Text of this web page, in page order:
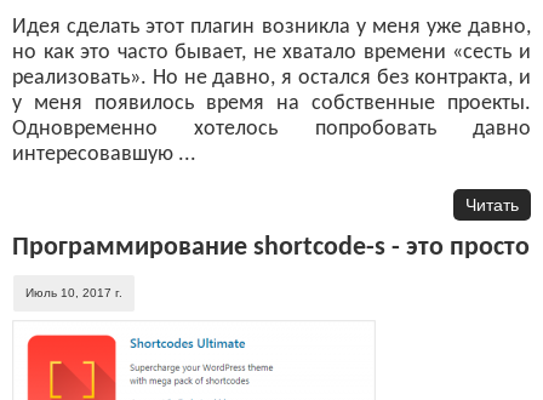
Идея сделать этот плагин возникла у меня уже давно,
но как это часто бывает, не хватало времени «сесть и
реализовать». Но не давно, я остался без контракта, и
у меня появилось время на собственные проекты.
Одновременно хотелось попробовать давно
интересовавшую ...
Читать
Программирование shortcode-s - это просто
Июль 10, 2017 г.